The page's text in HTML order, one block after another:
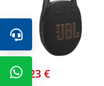
57,23 €